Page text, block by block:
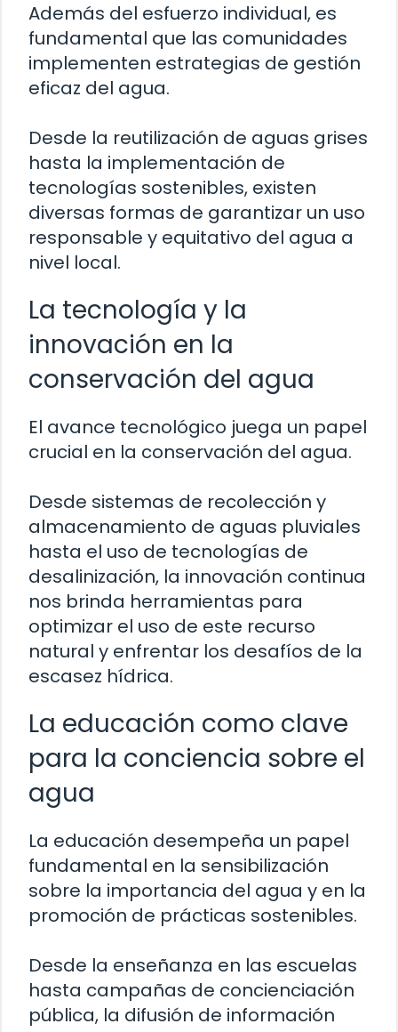
Además del esfuerzo individual, es
fundamental que las comunidades
implementen estrategias de gestión
eficaz del agua.
Desde la reutilización de aguas grises
hasta la implementación de
tecnologías sostenibles, existen
diversas formas de garantizar un uso
responsable y equitativo del agua a
nivel local.
La tecnología y la
innovación en la
conservación del agua
El avance tecnológico juega un papel
crucial en la conservación del agua.
Desde sistemas de recolección y
almacenamiento de aguas pluviales
hasta el uso de tecnologías de
desalinización, la innovación continua
nos brinda herramientas para
optimizar el uso de este recurso
natural y enfrentar los desafíos de la
escasez hídrica.
La educación como clave
para la conciencia sobre el
agua
La educación desempeña un papel
fundamental en la sensibilización
sobre la importancia del agua y en la
promoción de prácticas sostenibles.
Desde la enseñanza en las escuelas
hasta campañas de concienciación
pública, la difusión de información